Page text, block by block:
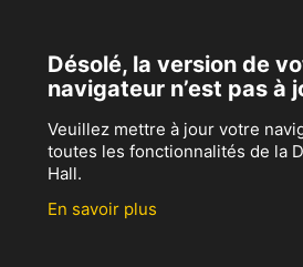
Désolé, la version de
navigateur n’est pas à
Veuillez mettre à jour votre
toutes les fonctionnalités de la
Hall.
En savoir plus